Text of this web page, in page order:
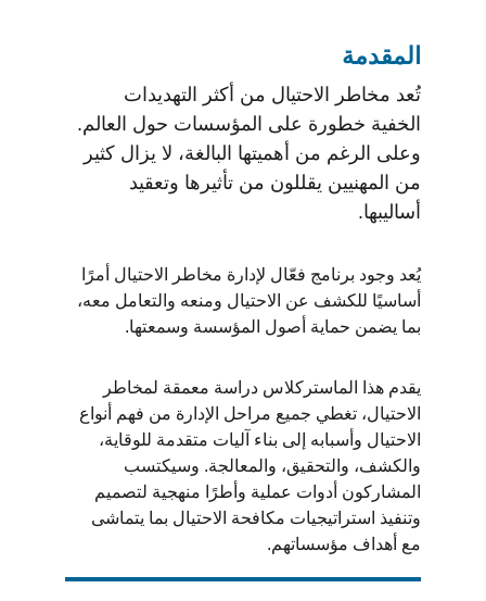
تُعد مخاطر الاحتيال من أكثر التهديدات
الخفية خطورة على المؤسسات حول العالم.
وعلى الرغم من أهميتها البالغة، لا يزال كثير
من المهنيين يقللون من تأثيرها وتعقيد
أساليبها.
يُعد وجود برنامج فعّال لإدارة مخاطر الاحتيال أمرًا
أساسيًا للكشف عن الاحتيال ومنعه والتعامل معه،
بما يضمن حماية أصول المؤسسة وسمعتها.
يقدم هذا الماستركلاس دراسة معمقة لمخاطر
الاحتيال، تغطي جميع مراحل الإدارة من فهم أنواع
الاحتيال وأسبابه إلى بناء آليات متقدمة للوقاية،
والكشف، والتحقيق، والمعالجة. وسيكتسب
المشاركون أدوات عملية وأطرًا منهجية لتصميم
وتنفيذ استراتيجيات مكافحة الاحتيال بما يتماشى
مع أهداف مؤسساتهم.
المقدمة